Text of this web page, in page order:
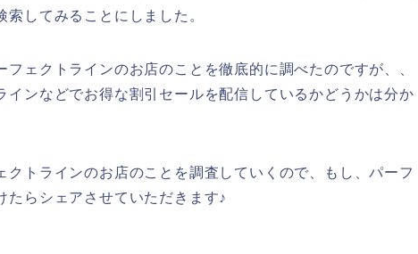
してみることにしました。
ェクトラインのお店のことを徹底的に調べたのですが、、
インなどでお得な割引セールを配信しているかどうかは分か
クトラインのお店のことを調査していくので、もし、パーフ
たらシェアさせていただきます♪